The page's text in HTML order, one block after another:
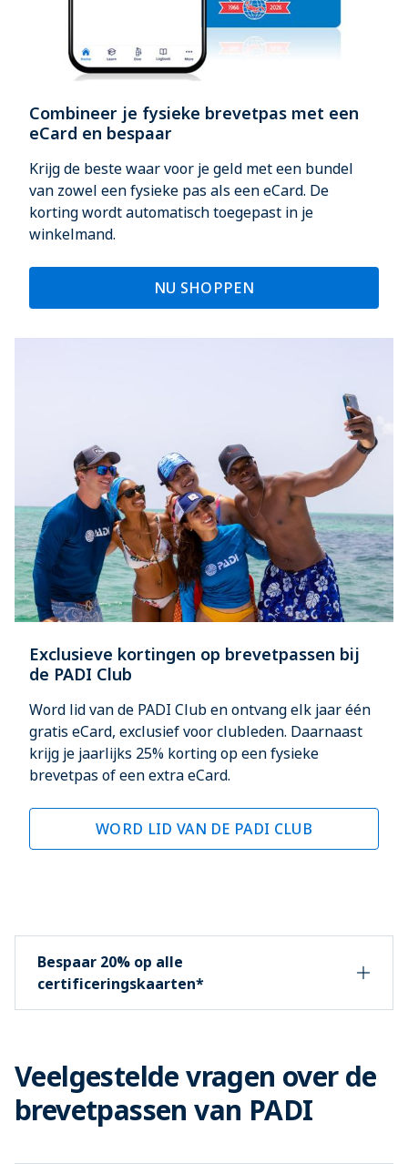
Combineer je fysieke brevetpas met een
eCard en bespaar
Krijg de beste waar voor je geld met een bundel
van zowel een fysieke pas als een eCard. De
korting wordt automatisch toegepast in je
winkelmand.
NU SHOPPEN
Exclusieve kortingen op brevetpassen bij
de PADI Club
Word lid van de PADI Club en ontvang elk jaar één
gratis eCard, exclusief voor clubleden. Daarnaast
krijg je jaarlijks 25% korting op een fysieke
brevetpas of een extra eCard.
WORD LID VAN DE PADI CLUB
Bespaar 20% op alle
certificeringskaarten*
Veelgestelde vragen over de
brevetpassen van PADI